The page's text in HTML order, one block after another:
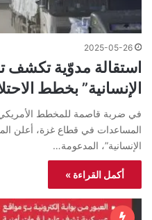
2025-05-26
استقالة مدوّية
الإنسانية” بخطط
في ضربة قاصمة للمخطط الأمريكي-
المساعدات في قطاع غزة، أعلن
الإنسانية”، المدعومة…
أكمل القراءة »